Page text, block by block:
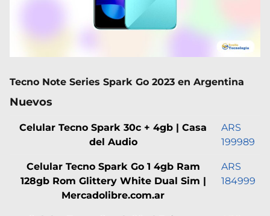
Tecno Note Series Spark Go 2023 en Argentina
Nuevos
Celular Tecno Spark 30c + 4gb | Casa
del Audio
ARS
199989
Celular Tecno Spark Go 1 4gb Ram
128gb Rom Glittery White Dual Sim |
Mercadolibre.com.ar
ARS
184999